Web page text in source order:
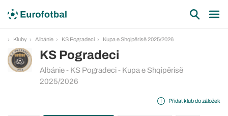
Kluby Albánie KS Pogradeci Kupa e Shqipërisë 2025/2026
KS Pogradeci
Albánie - KS Pogradeci - Kupa e Shqipërisë
2025/2026
Přidat klub do záložek